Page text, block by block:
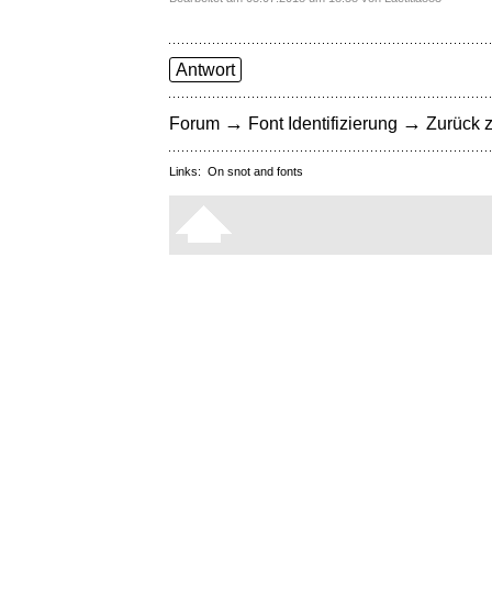
Antwort
Forum → Font Identifizierung → Zurück
Links: On snot and fonts